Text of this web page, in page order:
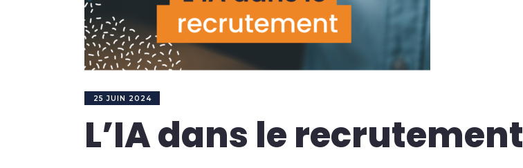
25 JUIN 2024
L’IA dans le recrutement